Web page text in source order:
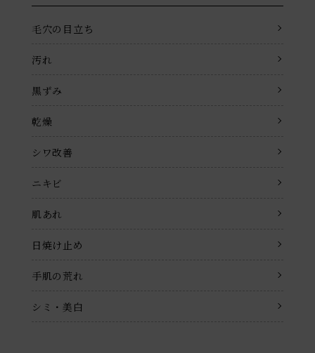
毛穴の目立ち
汚れ
黒ずみ
乾燥
シワ改善
ニキビ
肌あれ
日焼け止め
手肌の荒れ
シミ・美白